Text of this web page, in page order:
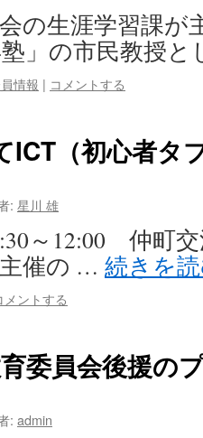
の生涯学習課
」の市民教授
情報 | コメントする
ICT（初心者タ
: 星川 雄
～12:00 仲町
催の … 続きを
メントする
委員会後援の
: admin